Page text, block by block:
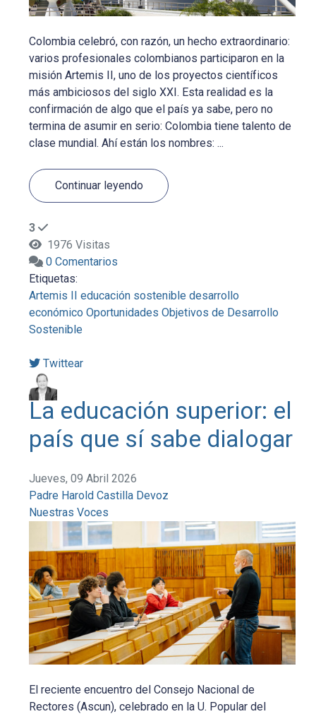
Colombia celebró, con razón, un hecho extraordinario:
varios profesionales colombianos participaron en la
misión Artemis II, uno de los proyectos científicos
más ambiciosos del siglo XXI. Esta realidad es la
confirmación de algo que el país ya sabe, pero no
termina de asumir en serio: Colombia tiene talento de
clase mundial. Ahí están los nombres: ...
Continuar leyendo
3
1976 Visitas
0 Comentarios
Etiquetas:
Artemis II educación sostenible desarrollo
económico Oportunidades Objetivos de Desarrollo
Sostenible
Twittear
La educación superior: el
país que sí sabe dialogar
Jueves, 09 Abril 2026
Padre Harold Castilla Devoz
Nuestras Voces
El reciente encuentro del Consejo Nacional de
Rectores (Ascun), celebrado en la U. Popular del